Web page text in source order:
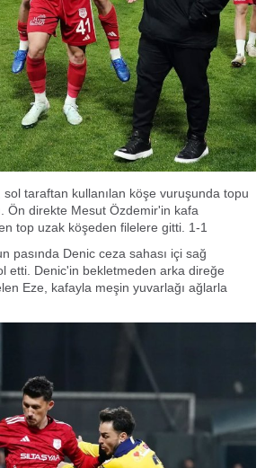
taraftan kullanılan köşe vuruşunda topu
Ön direkte Mesut Özdemir'in kafa
top uzak köşeden filelere gitti. 1-1
pasında Denic ceza sahası içi sağ
etti. Denic'in bekletmeden arka direğe
Eze, kafayla meşin yuvarlağı ağlarla